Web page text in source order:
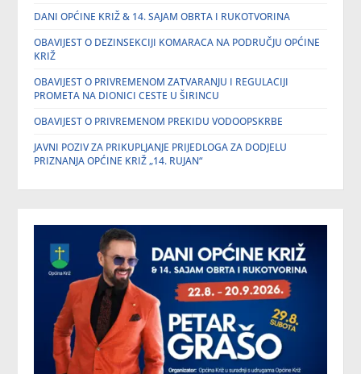
DANI OPĆINE KRIŽ & 14. SAJAM OBRTA I RUKOTVORINA
OBAVIJEST O DEZINSEKCIJI KOMARACA NA PODRUČJU OPĆINE
KRIŽ
OBAVIJEST O PRIVREMENOM ZATVARANJU I REGULACIJI
PROMETA NA DIONICI CESTE U ŠIRINCU
OBAVIJEST O PRIVREMENOM PREKIDU VODOOPSKRBE
JAVNI POZIV ZA PRIKUPLJANJE PRIJEDLOGA ZA DODJELU
PRIZNANJA OPĆINE KRIŽ „14. RUJAN“